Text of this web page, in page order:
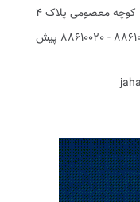
معصومی پلاک 4
تلفن تماس: 88610021- 88610023 - 88610019 - 88610020 پیش